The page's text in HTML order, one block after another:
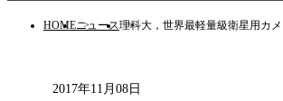
HOMEニュース理科大，世界最軽量級衛星用カ
2017年11月08日